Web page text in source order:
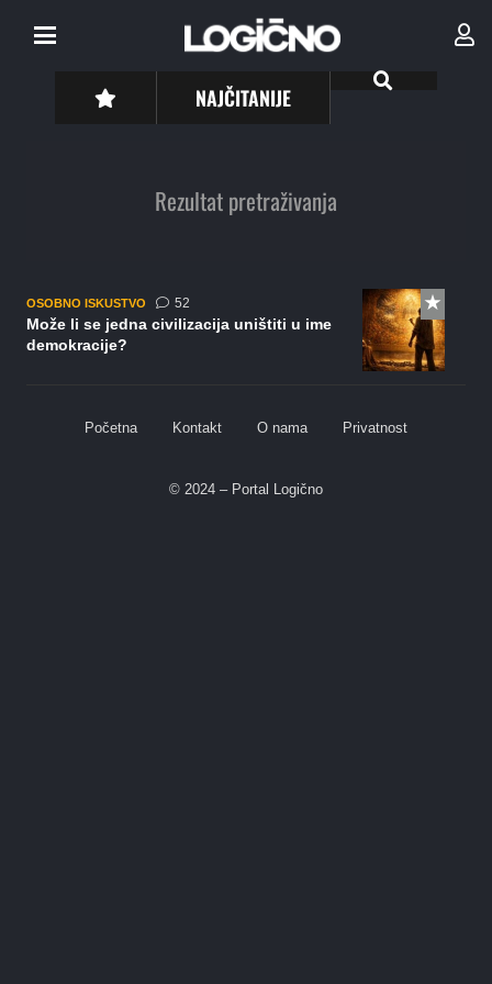
NAJČITANIJE
Rezultat pretraživanja
OSOBNO ISKUSTVO 52komentara
Može li se jedna civilizacija uništiti u ime
demokracije?
Početna Kontakt O nama Privatnost
© 2024 – Portal Logično